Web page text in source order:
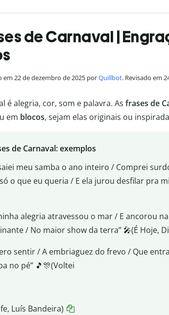
de Carnaval |
em 22 de dezembro de 2025 porQuillbot. Revisado em
é alegria, cor, som e palavra. As frases de
em blocos, sejam elas originais ou
de Carnaval: exemplos
meu samba o ano inteiro / Comprei
o que eu queria / E ela jurou desfilar pra
alegria atravessou o mar / E ancorou
/ No maior show da terra” 🎤(É Hoje,
sentir / A embriaguez do frevo / Que
no pé” 🎵🎊(Voltei
Luís Bandeira)